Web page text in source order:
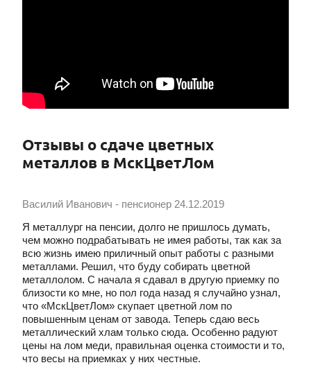
Отзывы о сдаче цветных
металлов в МскЦветЛом
Василий Иванович - пенсионер 24.12.2019
Я металлург на пенсии, долго не пришлось думать,
чем можно подрабатывать не имея работы, так как за
всю жизнь имею приличный опыт работы с разными
металлами. Решил, что буду собирать цветной
металлолом. С начала я сдавал в другую приемку по
близости ко мне, но пол года назад я случайно узнал,
что «‎МскЦветЛом»‎ скупает цветной лом по
повышенным ценам от завода. Теперь сдаю весь
металлический хлам только сюда. Особенно радуют
цены на лом меди, правильная оценка стоимости и то,
что весы на приемках у них честные.